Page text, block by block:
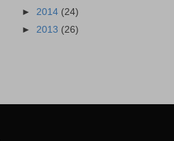
► 2014 (24)
► 2013 (26)